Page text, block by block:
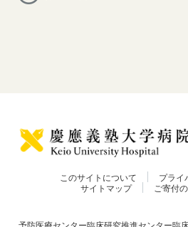
このサイトについて
プライ
サイトマップ
ご寄付